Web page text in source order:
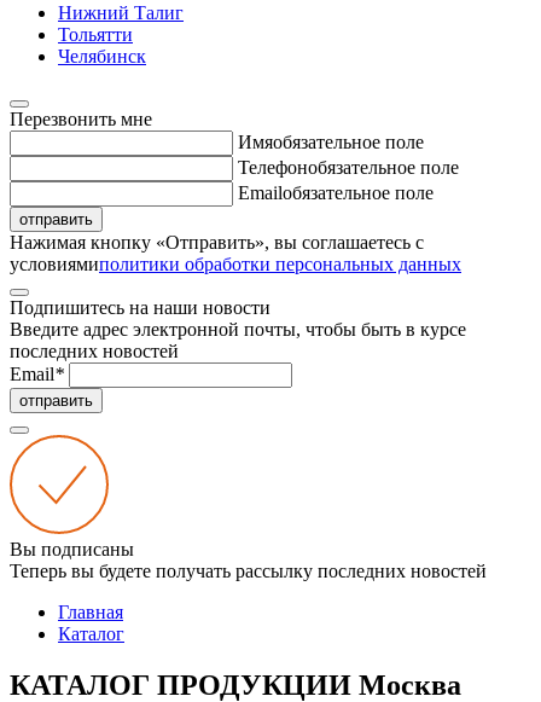
Нижний Талиг
Тольятти
Челябинск
Перезвонить мне
Имяобязательное поле
Телефонобязательное поле
Emailобязательное поле
отправить
Нажимая кнопку «Отправить», вы соглашаетесь с
условиямиполитики обработки персональных данных
Подпишитесь на наши новости
Введите адрес электронной почты, чтобы быть в курсе
последних новостей
Email*
отправить
Вы подписаны
Теперь вы будете получать рассылку последних новостей
Главная
Каталог
КАТАЛОГ ПРОДУКЦИИ Москва